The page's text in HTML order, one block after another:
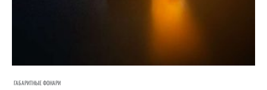
ГАБАРИТНЫЕ ФОНАРИ